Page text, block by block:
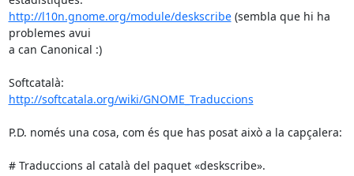
http://l10n.gnome.org/module/deskscribe (sembla que hi ha
problemes avui
a can Canonical :)
http://softcatala.org/wiki/GNOME_Traduccions
P.D. només una cosa, com és que has posat això a la capçalera:
# Traduccions al català del paquet «deskscribe».